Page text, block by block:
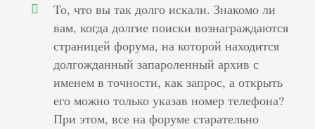
То, что вы так долго искали. Знакомо ли
вам, когда долгие поиски вознаграждаются
страницей форума, на которой находится
долгожданный запароленный архив с
именем в точности, как запрос, а открыть
его можно только указав номер телефона?
При этом, все на форуме старательно